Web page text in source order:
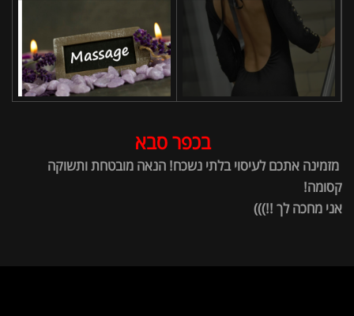
בכפר סבא
מזמינה אתכם לעיסוי בלתי נשכח! הנאה מובטחת ותשוקה
קסומה!
אני מחכה לך !!)))